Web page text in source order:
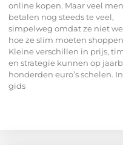
online kopen. Maar veel
betalen nog steeds te veel,
simpelweg omdat ze niet
hoe ze slim moeten
Kleine verschillen in prijs,
en strategie kunnen op
honderden euro’s schelen.
gids